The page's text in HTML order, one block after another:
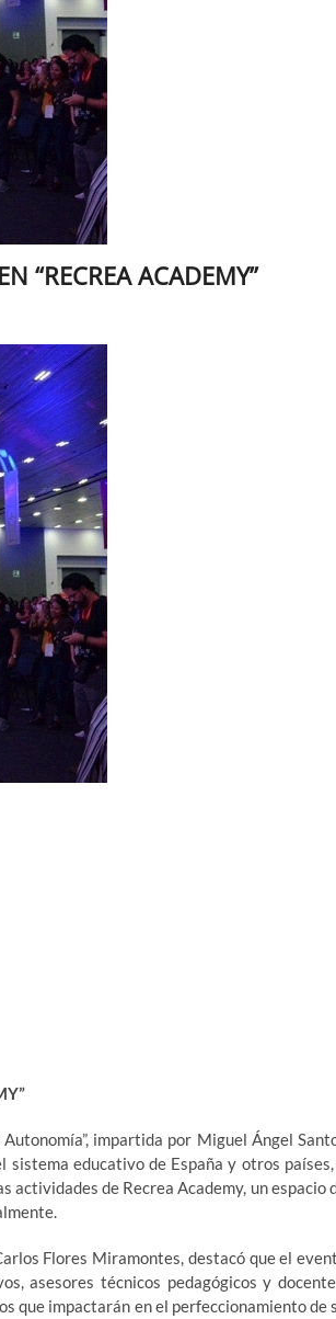
“RECREA ACADEMY”
impartida por Miguel Ángel
sistema educativo de España y otros
actividades de Recrea Academy, un espacio
Flores Miramontes, destacó que el
asesores técnicos pedagógicos y
que impactarán en el perfeccionamiento de